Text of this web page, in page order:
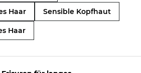
Haar Sensible Kopfhaut
Haar